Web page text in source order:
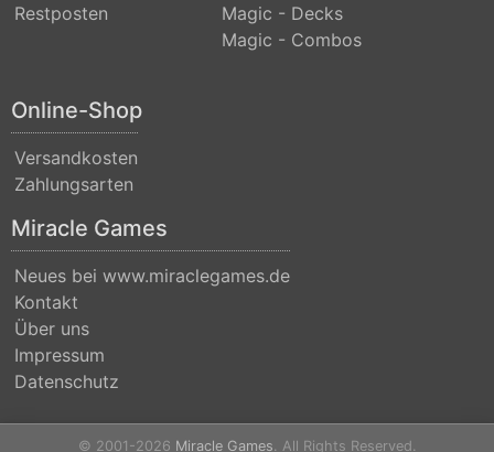
Commander
Commander
Anthology
II
Commander
Legends
Commander
Legends:
Battle
for
Restposten
Magic - Decks
Magic - Combos
Online-Shop
Versandkosten
Zahlungsarten
Miracle Games
Neues bei www.miraclegames.de
Kontakt
Über uns
Impressum
Datenschutz
© 2001-2026 Miracle Games . All Rights Reserved.